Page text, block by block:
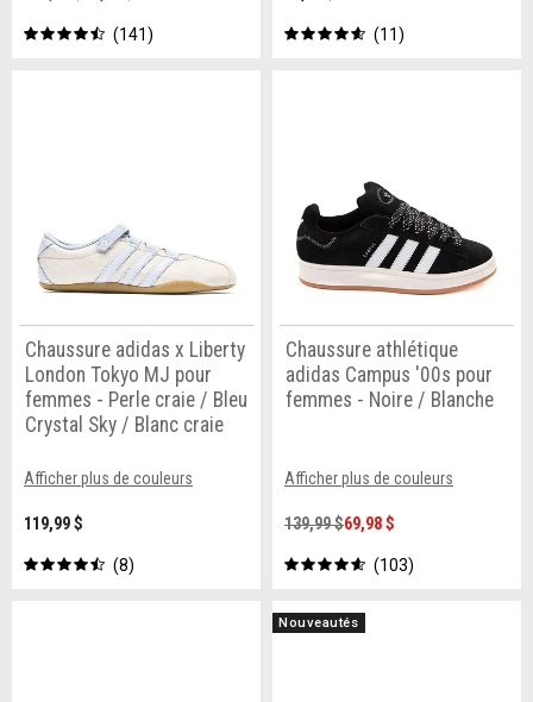
141 11
Chaussure adidas x Liberty
London Tokyo MJ pour
femmes - Perle craie / Bleu
Crystal Sky / Blanc craie
Afficher plus de couleurs
119,99 $
8
Chaussure athlétique
adidas Campus '00s pour
femmes - Noire / Blanche
Afficher plus de couleurs
139,99 $69,98 $
103
Nouveautés